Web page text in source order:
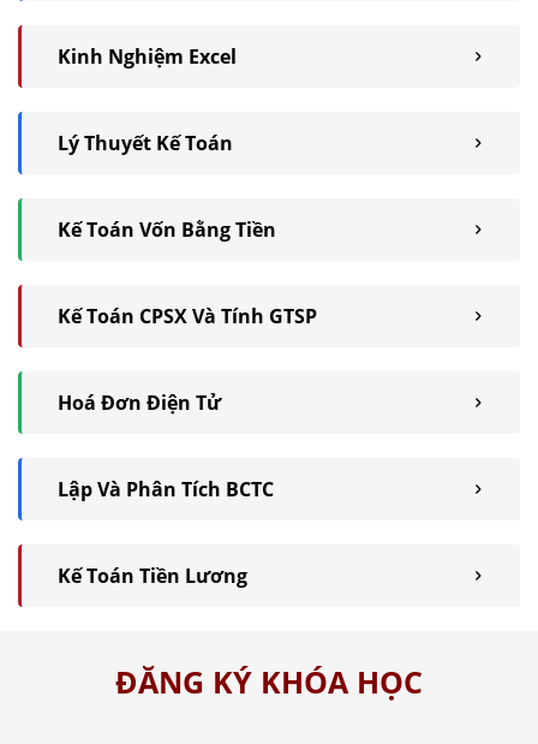
Kinh Nghiệm Excel
Lý Thuyết Kế Toán
Kế Toán Vốn Bằng Tiền
Kế Toán CPSX Và Tính GTSP
Hoá Đơn Điện Tử
Lập Và Phân Tích BCTC
Kế Toán Tiền Lương
ĐĂNG KÝ KHÓA HỌC